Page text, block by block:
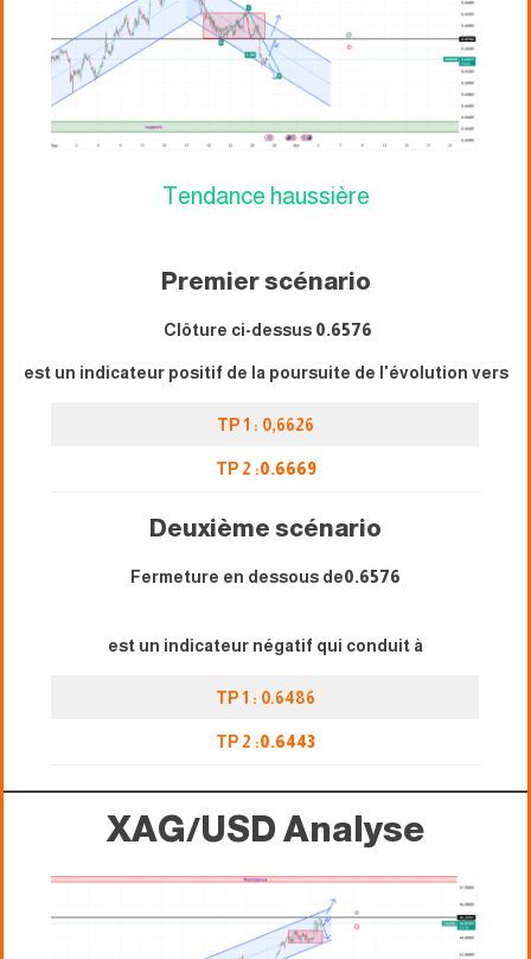
Tendance haussière
Premier scénario
Clôture ci-dessus 0.6576
est un indicateur positif de la poursuite de l'évolution vers
TP 1 : 0,6626
TP 2 :0.6669
Deuxième scénario
Fermeture en dessous de0.6576
est un indicateur négatif qui conduit à
TP 1 : 0.6486
TP 2 :0.6443
XAG/USDAnalyse